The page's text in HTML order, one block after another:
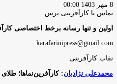
8 مهر 1403 00:00
تماس با کارآفرینی پرس
اولین و تنها رسانه برخط اختصاصی
karafarinipress@gmail.com
نقاب کارآفرینی
محمدعلی نژادیان: کارآفرین‌نماها؛